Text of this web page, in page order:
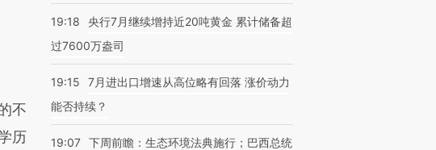
不
历
19:18
央行7月继续增持近20吨黄金 累计储备超
过7600万盎司
19:15
7月进出口增速从高位略有回落 涨价动力
能否持续？
19:07 下周前瞻：生态环境法典施行；巴西总统